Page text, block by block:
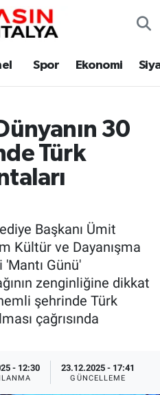
Spor Ekonomi
30
Türk
Başkanı Ümit
Kültür ve Dayanışma
Günü'
zenginliğine dikkat
şehrinde Türk
çağrısında
- 12:30 23.12.2025 - 17:41
GÜNCELLEME